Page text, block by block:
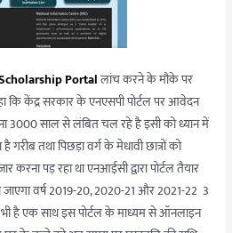
Portalलांच करने के मौके पर
कि केंद्र सरकार के एनएसपी पोर्टल पर आवेदन
3000 साल से लंबित चल रहे है इसी को ध्यान में
गरीब तथा पिछड़ा वर्ग के मेधावी छात्रों को
करना पड़ रहा था एनआईसी द्वारा पोर्टल तैयार
वर्ष 2019-20, 2020-21 और 2021-22 3
भी है एक साथ इस पोर्टल के माध्यम से ऑनलाइन